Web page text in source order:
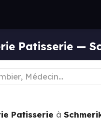
Patisserie —
Patisserie à